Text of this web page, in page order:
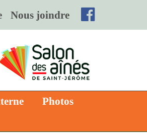
Nous joindre
Photos